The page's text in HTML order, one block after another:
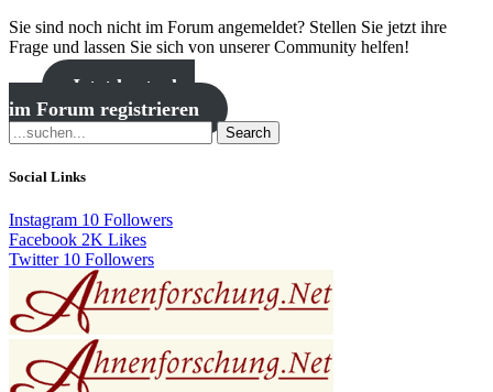
Sie sind noch nicht im Forum angemeldet? Stellen Sie jetzt ihre
Frage und lassen Sie sich von unserer Community helfen!
Jetzt kostenlos
im Forum registrieren
Search
Social Links
Instagram 10 Followers
Facebook 2K Likes
Twitter 10 Followers